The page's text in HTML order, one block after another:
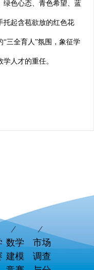
绿色心态、青色希望、蓝
托起含苞欲放的红色花
三全育人”氛围，象征学
人才的重任。
数学
建模
市场
调查